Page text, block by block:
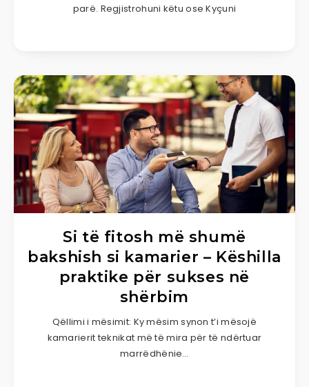
parë. Regjistrohuni këtu ose Kyçuni
Si të fitosh më shumë
bakshish si kamarier – Këshilla
praktike për sukses në
shërbim
Qëllimi i mësimit: Ky mësim synon t’i mësojë
kamarierit teknikat më të mira për të ndërtuar
marrëdhënie…